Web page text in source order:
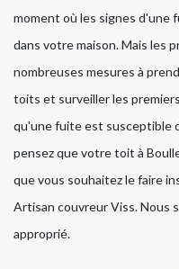
moment où les signes d'une
dans votre maison. Mais les
nombreuses mesures à
toits et surveiller les
qu'une fuite est susceptible
pensez que votre toit à
que vous souhaitez le faire
Artisan couvreur Viss. Nous
approprié.